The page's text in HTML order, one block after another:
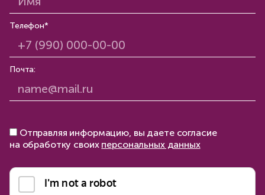
Телефон*
Почта:
Отправляя информацию, вы даете согласие
на обработку своих персональных данных